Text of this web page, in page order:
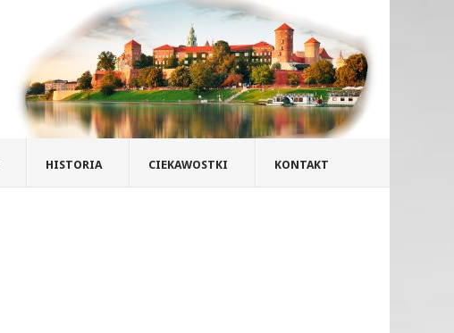
HISTORIA CIEKAWOSTKI KONTAKT